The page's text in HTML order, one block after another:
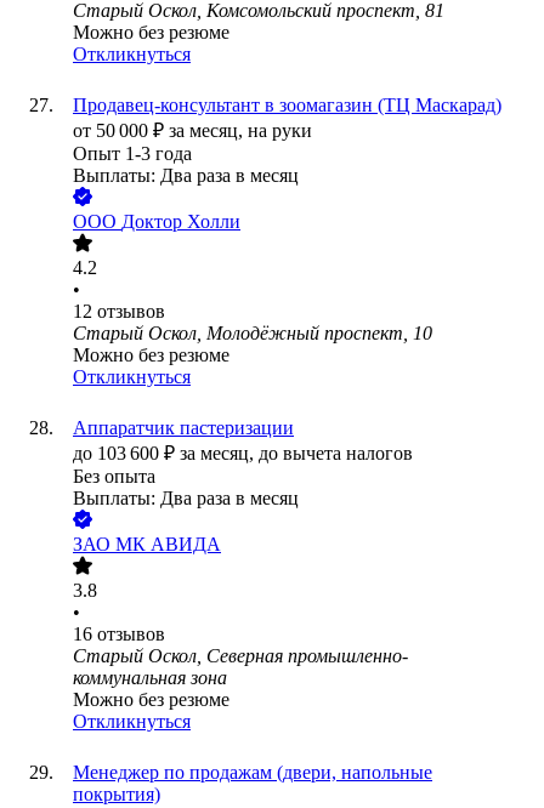
Старый Оскол, Комсомольский проспект, 81
Можно без резюме
Откликнуться
Продавец-консультант в зоомагазин (ТЦ Маскарад)
от 50 000 ₽ за месяц, на руки
Опыт 1-3 года
Выплаты: Два раза в месяц
ООО Доктор Холли
4.2
•
12 отзывов
Старый Оскол, Молодёжный проспект, 10
Можно без резюме
Откликнуться
Аппаратчик пастеризации
до 103 600 ₽ за месяц, до вычета налогов
Без опыта
Выплаты: Два раза в месяц
ЗАО МК АВИДА
3.8
•
16 отзывов
Старый Оскол, Северная промышленно-
коммунальная зона
Можно без резюме
Откликнуться
Менеджер по продажам (двери, напольные
покрытия)